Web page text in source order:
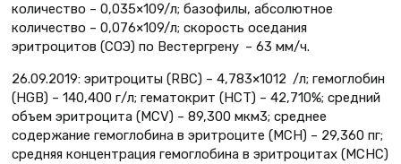
количество – 0,035×109/л; базофилы, абсолютное
количество – 0,076×109/л; скорость оседания
эритроцитов (СОЭ) по Вестергрену – 63 мм/ч.
26.09.2019: эритроциты (RBC) – 4,783×1012 /л; гемоглобин
(HGB) – 140,400 г/л; гематокрит (НСТ) – 42,710%; средний
объем эритроцита (MCV) – 89,300 мкм3; среднее
содержание гемоглобина в эритроците (MCH) – 29,360 пг;
средняя концентрация гемоглобина в эритроцитах (MCHС)